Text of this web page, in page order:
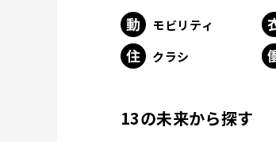
モビリティ
クラシ
13の未来から探す